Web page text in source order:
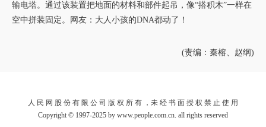
输电塔。通过该装置把地面的材料和部件起吊，像“搭积木”一样在
空中拼装固定。网友：大人小孩的DNA都动了！
(责编：秦榕、赵纲)
人 民 网 股 份 有 限 公 司 版 权 所 有 ，未 经 书 面 授 权 禁 止 使 用
Copyright © 1997-2025 by www.people.com.cn. all rights reserved